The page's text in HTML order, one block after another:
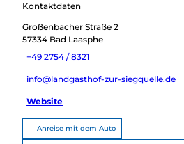
Kontaktdaten
Großenbacher Straße 2
57334 Bad Laasphe
+49 2754 / 8321
info@landgasthof-zur-siegquelle.de
Website
Anreise mit dem Auto